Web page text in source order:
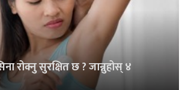
रोक्नु सुरक्षित छ ? जान्नुहोस् ४